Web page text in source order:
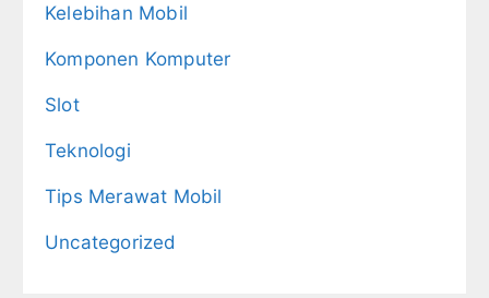
Kelebihan Mobil
Komponen Komputer
Slot
Teknologi
Tips Merawat Mobil
Uncategorized